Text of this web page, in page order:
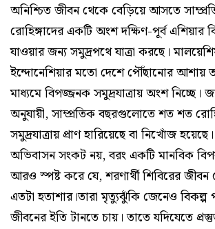
অনিশ্চিত জীবন থেকে বেড়িয়ে আসতে
রোহিঙ্গাদের একটি অংশ দক্ষিণ-পূর্ব এশিয়ার
যাওয়ার জন্য সমুদ্রপথে যাত্রা করছে।
ইন্দোনেশিয়ার মতো দেশে পৌঁছানোর আশায়
মাধ্যমে বিপজ্জনক সমুদ্রযাত্রায় অংশ নিচ্ছে।
অনুযায়ী, সাম্প্রতিক বছরগুলোতে শত শত
সমুদ্রযাত্রায় প্রাণ হারিয়েছে বা নিখোঁজ
অভিবাসন সংকট নয়, বরং একটি মানবিক
আরও স্পষ্ট করে যে, শরণার্থী শিবিরের জীবন
এতটা হতাশার।তারা মৃত্যুঝুঁকি জেনেও বিকল্প
জীবনের ইতি টানতে চায়। তাতে যদিযেতে